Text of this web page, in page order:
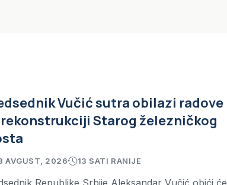
Vučić sutra obilazi radove
rekonstrukciji Starog železničkog
AVGUST, 2026 13 SATI RANIJE
Republike Srbije Aleksandar Vučić obići će